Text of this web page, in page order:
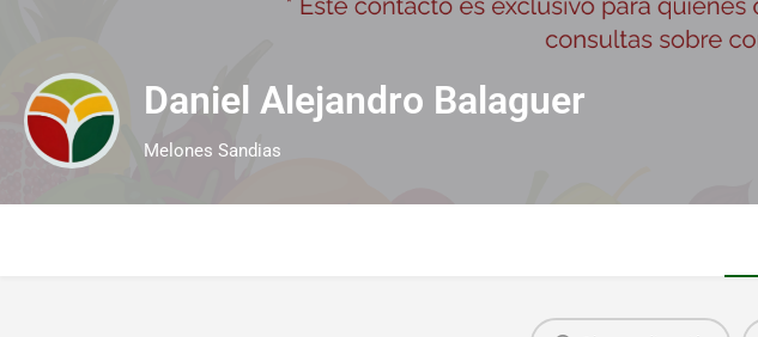
Daniel Alejandro Balaguer
Melones Sandias